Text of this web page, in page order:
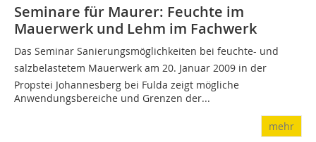
Seminare für Maurer: Feuchte im
Mauerwerk und Lehm im Fachwerk
Das Seminar Sanierungsmög­lichkeiten bei feuchte- und
salz­belastetem Mauerwerk am 20. Januar 2009 in der
Propstei Johannesberg bei Fulda zeigt mögliche
Anwendungsbereiche und Grenzen der...
mehr